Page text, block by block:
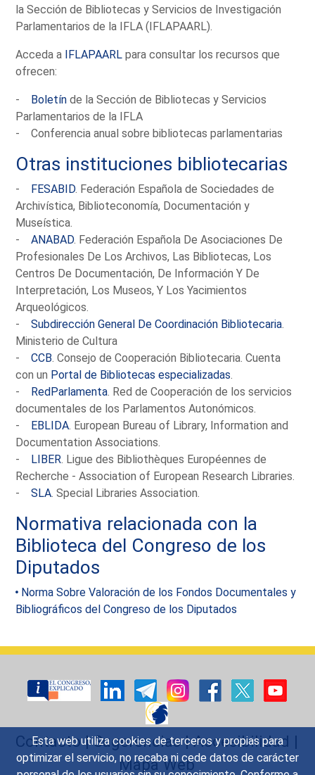
Esta web utiliza cookies de terceros y propias para
optimizar el servicio, no recaba ni cede datos de carácter
la Sección de Bibliotecas y Servicios de Investigación
Parlamentarios de la IFLA (IFLAPAARL).
Acceda a IFLAPAARLpara consultar los recursos que
ofrecen:
- Boletínde la Sección de Bibliotecas y Servicios
Parlamentarios de la IFLA
- Conferencia anual sobre bibliotecas parlamentarias
Otras instituciones bibliotecarias
- FESABID. Federación Española de Sociedades de
Archivística, Biblioteconomía, Documentación y
Museística.
-ANABAD. Federación Española De Asociaciones De
Profesionales De Los Archivos, Las Bibliotecas, Los
Centros De Documentación, De Información Y De
Interpretación, Los Museos, Y Los Yacimientos
Arqueológicos.
-Subdirección General De Coordinación Bibliotecaria
Ministerio de Cultura
-CCB . Consejo de Cooperación Bibliotecaria. Cuenta
con un Portal de Bibliotecas especializadas
- RedParlamenta . Red de Cooperación de los servicios
documentales de los Parlamentos Autonómicos.
- EBLIDA . European Bureau of Library, Information and
Documentation Associations.
- LIBER . Ligue des Bibliothèques Européennes de
Recherche - Association of European Research Libraries.
-SLA . Special Libraries Association.
Normativa relacionada con la
Biblioteca del Congreso de los
Diputados
Norma Sobre Valoración de los Fondos Documentales y
Bibliográficos del Congreso de los Diputados
Contacto|Sugerencias|Accesibilidad |
Mapa Web